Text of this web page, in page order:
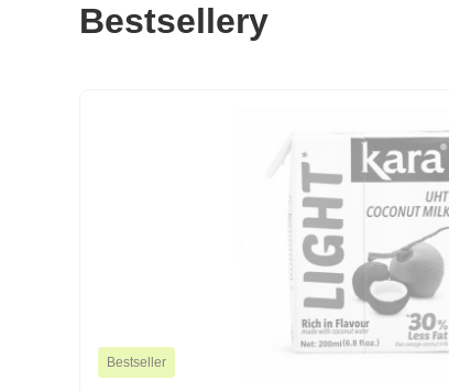
Bestsellery
Bestseller